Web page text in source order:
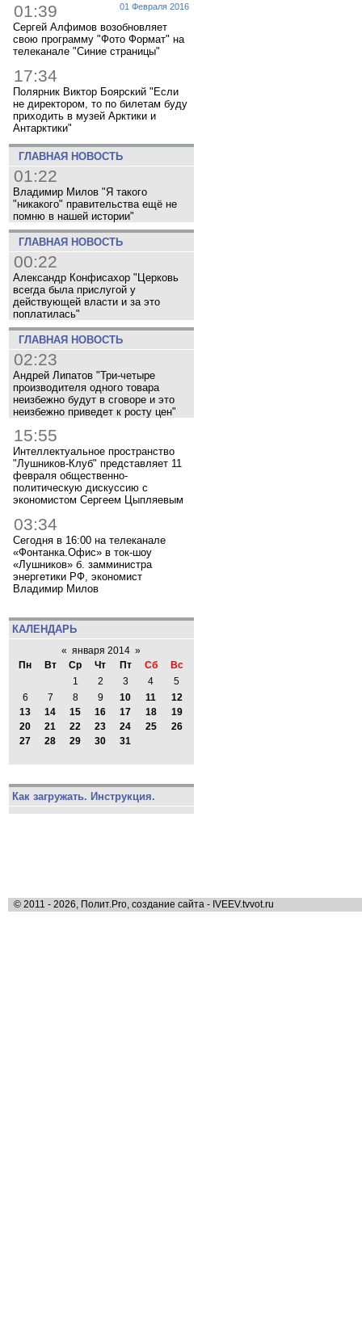
01 Февраля 2016
01:39
Сергей Алфимов возобновляет
свою программу "Фото Формат" на
телеканале "Синие страницы"
17:34
Полярник Виктор Боярский "Если
не директором, то по билетам буду
приходить в музей Арктики и
Антарктики"
ГЛАВНАЯ НОВОСТЬ
01:22
Владимир Милов "Я такого
"никакого" правительства ещё не
помню в нашей истории"
ГЛАВНАЯ НОВОСТЬ
00:22
Александр Конфисахор "Церковь
всегда была прислугой у
действующей власти и за это
поплатилась"
ГЛАВНАЯ НОВОСТЬ
02:23
Андрей Липатов "Три-четыре
производителя одного товара
неизбежно будут в сговоре и это
неизбежно приведет к росту цен"
15:55
Интеллектуальное пространство
"Лушников-Клуб" представляет 11
февраля общественно-
политическую дискуссию с
экономистом Сергеем Цыпляевым
03:34
Сегодня в 16:00 на телеканале
«Фонтанка.Офис» в ток-шоу
«Лушников» б. замминистра
энергетики РФ, экономист
Владимир Милов
КАЛЕНДАРЬ
« января 2014 »
Пн
Вт Ср Чт Пт Сб
Вс
1
2 3 4
5
6
7 8 9 10 11
12
13
14 15 16 17 18
19
20
21 22 23 24 25
26
27
28 29 30 31
Как загружать. Инструкция.
© 2011 - 2026, Полит.Pro, создание сайта - IVEEV.tvvot.ru